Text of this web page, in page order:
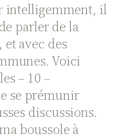
intelligemment, il
parler de la
avec des
Voici
– 10 –
se prémunir
discussions.
boussole à